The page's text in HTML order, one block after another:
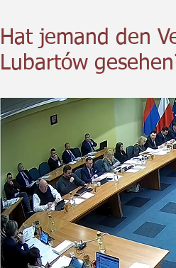
Hat jemand den
Lubartów